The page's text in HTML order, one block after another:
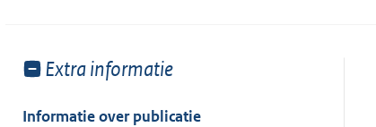
Toon
van:
Extra informatie
Informatie over publicatie